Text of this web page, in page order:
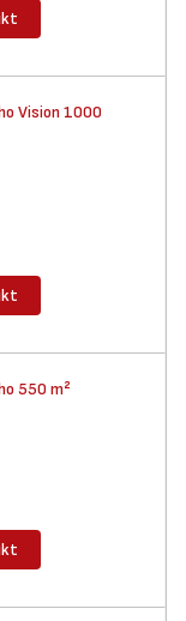
Vision 1000
550 m²